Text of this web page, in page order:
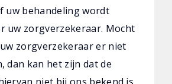
uw behandeling wordt
uw zorgverzekeraar. Mocht
zorgverzekeraar er niet
dan kan het zijn dat de